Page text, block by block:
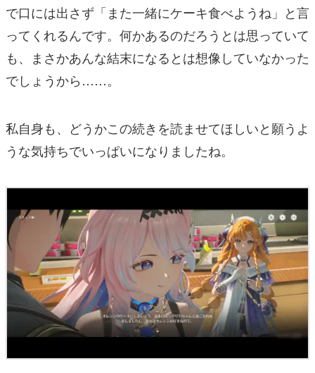
で口には出さず「また一緒にケーキ食べようね」と言
ってくれるんです。何かあるのだろうとは思っていて
も、まさかあんな結末になるとは想像していなかった
でしょうから……。
私自身も、どうかこの続きを読ませてほしいと願うよ
うな気持ちでいっぱいになりましたね。